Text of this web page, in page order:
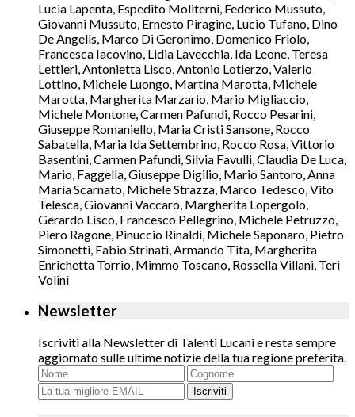
Lucia Lapenta, Espedito Moliterni, Federico Mussuto,
Giovanni Mussuto, Ernesto Piragine, Lucio Tufano, Dino
De Angelis, Marco Di Geronimo, Domenico Friolo,
Francesca Iacovino, Lidia Lavecchia, Ida Leone, Teresa
Lettieri, Antonietta Lisco, Antonio Lotierzo, Valerio
Lottino, Michele Luongo, Martina Marotta, Michele
Marotta, Margherita Marzario, Mario Migliaccio,
Michele Montone, Carmen Pafundi, Rocco Pesarini,
Giuseppe Romaniello, Maria Cristi Sansone, Rocco
Sabatella, Maria Ida Settembrino, Rocco Rosa, Vittorio
Basentini, Carmen Pafundi, Silvia Favulli, Claudia De Luca,
Mario, Faggella, Giuseppe Digilio, Mario Santoro, Anna
Maria Scarnato, Michele Strazza, Marco Tedesco, Vito
Telesca, Giovanni Vaccaro, Margherita Lopergolo,
Gerardo Lisco, Francesco Pellegrino, Michele Petruzzo,
Piero Ragone, Pinuccio Rinaldi, Michele Saponaro, Pietro
Simonetti, Fabio Strinati, Armando Tita, Margherita
Enrichetta Torrio, Mimmo Toscano, Rossella Villani, Teri
Volini
Newsletter
Iscriviti alla Newsletter di Talenti Lucani e resta sempre
aggiornato sulle ultime notizie della tua regione preferita.
Iscriviti